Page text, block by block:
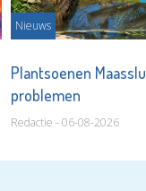
Nieuws
Plantsoenen
problemen
Redactie - 06-08-2026